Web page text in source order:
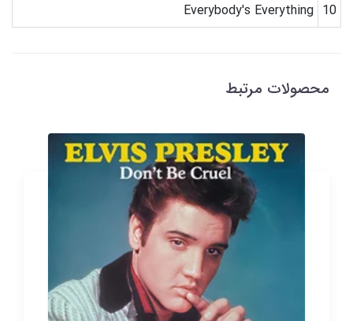
10
Everybody's Everything
محصولات مرتبط